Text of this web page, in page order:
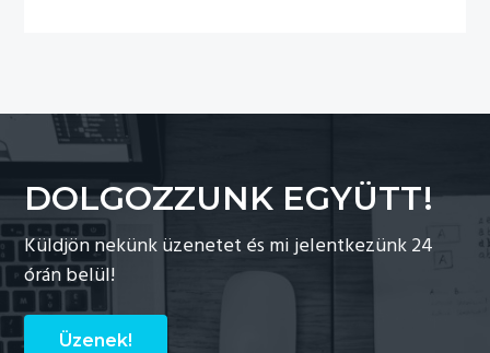
DOLGOZZUNK EGYÜTT!
Küldjön nekünk üzenetet és mi jelentkezünk 24
órán belül!
Üzenek!